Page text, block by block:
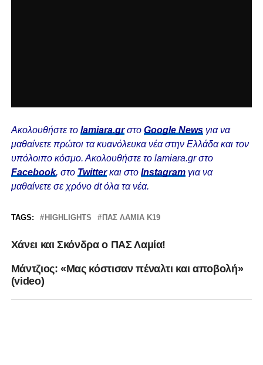
Ακολουθήστε το lamiara.grστο Google Newsγια να
μαθαίνετε πρώτοι τα κυανόλευκα νέα στην Ελλάδα και τον
υπόλοιπο κόσμο. Ακολουθήστε το lamiara.gr στο
Facebook, στο Twitterκαι στο Instagram για να
μαθαίνετε σε χρόνο dt όλα τα νέα.
TAGS: HIGHLIGHTS ΠΑΣ ΛΑΜΙΑ Κ19
Χάνει και Σκόνδρα ο ΠΑΣ Λαμία!
Μάντζιος: «Mας κόστισαν πέναλτι και αποβολή»
(video)